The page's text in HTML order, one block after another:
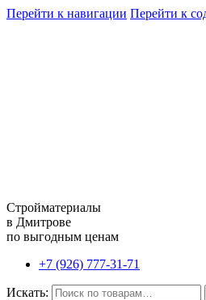
Перейти к навигации Перейти к
Стройматериалы
в Дмитрове
по выгодным ценам
+7 (926) 777-31-71
Искать: